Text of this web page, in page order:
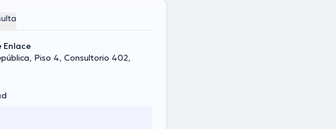
Enlace
Piso 4, Consultorio 402,